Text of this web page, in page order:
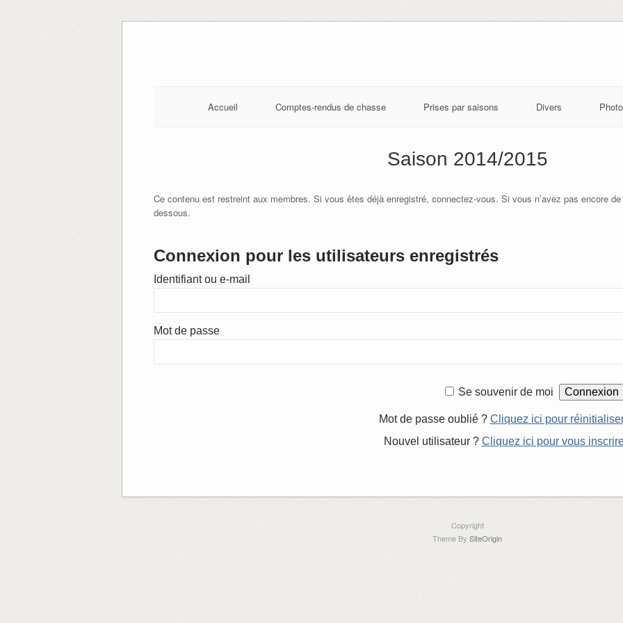
Accueil Comptes-rendus de chasse Prises par saisons Divers
Saison 2014/2015
Ce contenu est restreint aux membres. Si vous êtes déjà enregistré, connectez-vous. Si vous n’avez pas encore
dessous.
Connexion pour les utilisateurs enregistrés
Identifiant ou e-mail
Mot de passe
Se souvenir de moi
Mot de passe oublié ? Cliquez ici pour
Nouvel utilisateur ? Cliquez ici pour vous
Copyright
Theme By SiteOrigin